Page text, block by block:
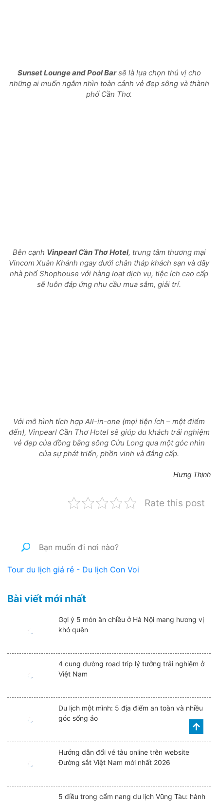
Sunset Lounge and Pool Barsẽ là lựa chọn thú vị cho
những ai muốn ngắm nhìn toàn cảnh vẻ đẹp sông và thành
phố Cần Thơ.
Bên cạnh Vinpearl Cần Thơ Hotel, trung tâm thương mại
Vincom Xuân Khánh ngay dưới chân tháp khách sạn và dãy
nhà phố Shophouse với hàng loạt dịch vụ, tiệc ích cao cấp
sẽ luôn đáp ứng nhu cầu mua sắm, giải trí.
Với mô hình tích hợp All-in-one (mọi tiện ích – một điểm
đến), Vinpearl Cần Thơ Hotel sẽ giúp du khách trải nghiệm
vẻ đẹp của đồng bằng sông Cửu Long qua một góc nhìn
của sự phát triển, phồn vinh và đẳng cấp.
Hưng Thịnh
Rate this post
Tour du lịch giá rẻ - Du lịch Con Voi
Bài viết mới nhất
Gợi ý 5 món ăn chiều ở Hà Nội mang hương vị
khó quên
4 cung đường road trip lý tưởng trải nghiệm ở
Việt Nam
Du lịch một mình: 5 địa điểm an toàn và nhiều
góc sống ảo
Hướng dẫn đổi vé tàu online trên website
Đường sắt Việt Nam mới nhất 2026
5 điều trong cẩm nang du lịch Vũng Tàu: hành